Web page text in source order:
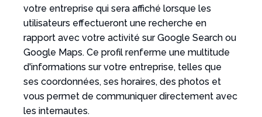
votre entreprise qui sera affiché lorsque les
utilisateurs effectueront une recherche en
rapport avec votre activité sur Google Search ou
Google Maps. Ce profil renferme une multitude
d'informations sur votre entreprise, telles que
ses coordonnées, ses horaires, des photos et
vous permet de communiquer directement avec
les internautes.